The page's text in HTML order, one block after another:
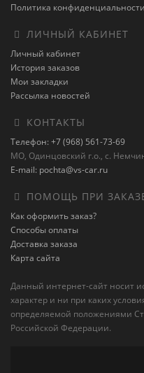
Политика конфиденциальности
ЛИЧНЫЙ КАБИНЕТ
Личный кабинет
История заказов
Мои закладки
Рассылка новостей
КОНТАКТЫ
Телефон: +7 (968) 561-73-69
МО, Одинцовский г.о., с.
E-mail: pochta@vs-car.ru
ПОМОЩЬ ПРИ
Как оформить заказ?
Способы оплаты
Доставка заказа
Карта сайта
Данный интернет-сайт носит
характер и ни при каких
определяемой положениями
Российской Федерации.